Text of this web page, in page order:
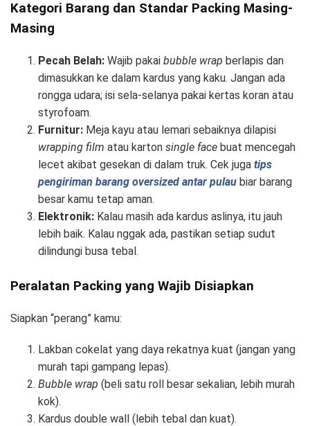
Kategori Barang dan Standar Packing Masing-
Masing
Pecah Belah: Wajib pakai bubble wrap berlapis dan
dimasukkan ke dalam kardus yang kaku. Jangan ada
rongga udara; isi sela-selanya pakai kertas koran atau
styrofoam.
Furnitur: Meja kayu atau lemari sebaiknya dilapisi
wrapping film atau karton single face buat mencegah
lecet akibat gesekan di dalam truk. Cek juga tips
pengiriman barang oversized antar pulau biar barang
besar kamu tetap aman.
Elektronik: Kalau masih ada kardus aslinya, itu jauh
lebih baik. Kalau nggak ada, pastikan setiap sudut
dilindungi busa tebal.
Peralatan Packing yang Wajib Disiapkan
Siapkan “perang” kamu:
Lakban cokelat yang daya rekatnya kuat (jangan yang
murah tapi gampang lepas).
Bubble wrap (beli satu roll besar sekalian, lebih murah
kok).
Kardus double wall (lebih tebal dan kuat).